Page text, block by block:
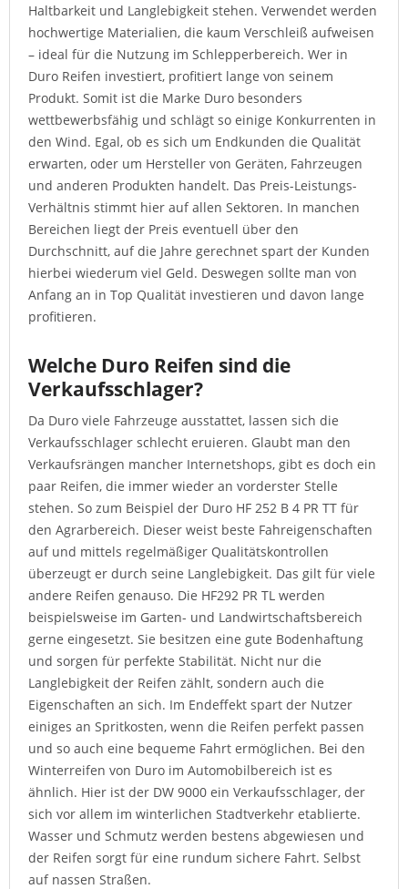
Haltbarkeit und Langlebigkeit stehen. Verwendet werden
hochwertige Materialien, die kaum Verschleiß aufweisen
– ideal für die Nutzung im Schlepperbereich. Wer in
Duro Reifen investiert, profitiert lange von seinem
Produkt. Somit ist die Marke Duro besonders
wettbewerbsfähig und schlägt so einige Konkurrenten in
den Wind. Egal, ob es sich um Endkunden die Qualität
erwarten, oder um Hersteller von Geräten, Fahrzeugen
und anderen Produkten handelt. Das Preis-Leistungs-
Verhältnis stimmt hier auf allen Sektoren. In manchen
Bereichen liegt der Preis eventuell über den
Durchschnitt, auf die Jahre gerechnet spart der Kunden
hierbei wiederum viel Geld. Deswegen sollte man von
Anfang an in Top Qualität investieren und davon lange
profitieren.
Welche Duro Reifen sind die
Verkaufsschlager?
Da Duro viele Fahrzeuge ausstattet, lassen sich die
Verkaufsschlager schlecht eruieren. Glaubt man den
Verkaufsrängen mancher Internetshops, gibt es doch ein
paar Reifen, die immer wieder an vorderster Stelle
stehen. So zum Beispiel der Duro HF 252 B 4 PR TT für
den Agrarbereich. Dieser weist beste Fahreigenschaften
auf und mittels regelmäßiger Qualitätskontrollen
überzeugt er durch seine Langlebigkeit. Das gilt für viele
andere Reifen genauso. Die HF292 PR TL werden
beispielsweise im Garten- und Landwirtschaftsbereich
gerne eingesetzt. Sie besitzen eine gute Bodenhaftung
und sorgen für perfekte Stabilität. Nicht nur die
Langlebigkeit der Reifen zählt, sondern auch die
Eigenschaften an sich. Im Endeffekt spart der Nutzer
einiges an Spritkosten, wenn die Reifen perfekt passen
und so auch eine bequeme Fahrt ermöglichen. Bei den
Winterreifen von Duro im Automobilbereich ist es
ähnlich. Hier ist der DW 9000 ein Verkaufsschlager, der
sich vor allem im winterlichen Stadtverkehr etablierte.
Wasser und Schmutz werden bestens abgewiesen und
der Reifen sorgt für eine rundum sichere Fahrt. Selbst
auf nassen Straßen.